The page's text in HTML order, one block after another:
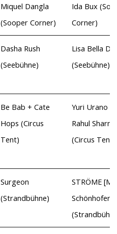
Miquel Dangla
(Sooper Corner)
Ida Bux
Corner)
Dasha Rush
(Seebühne)
Lisa Bella
(Seebühne)
Be Bab + Cate
Hops (Circus
Tent)
Yuri Urano +
Rahul
(Circus Tent)
Surgeon
(Strandbühne)
STRÖME
Schönhofer]